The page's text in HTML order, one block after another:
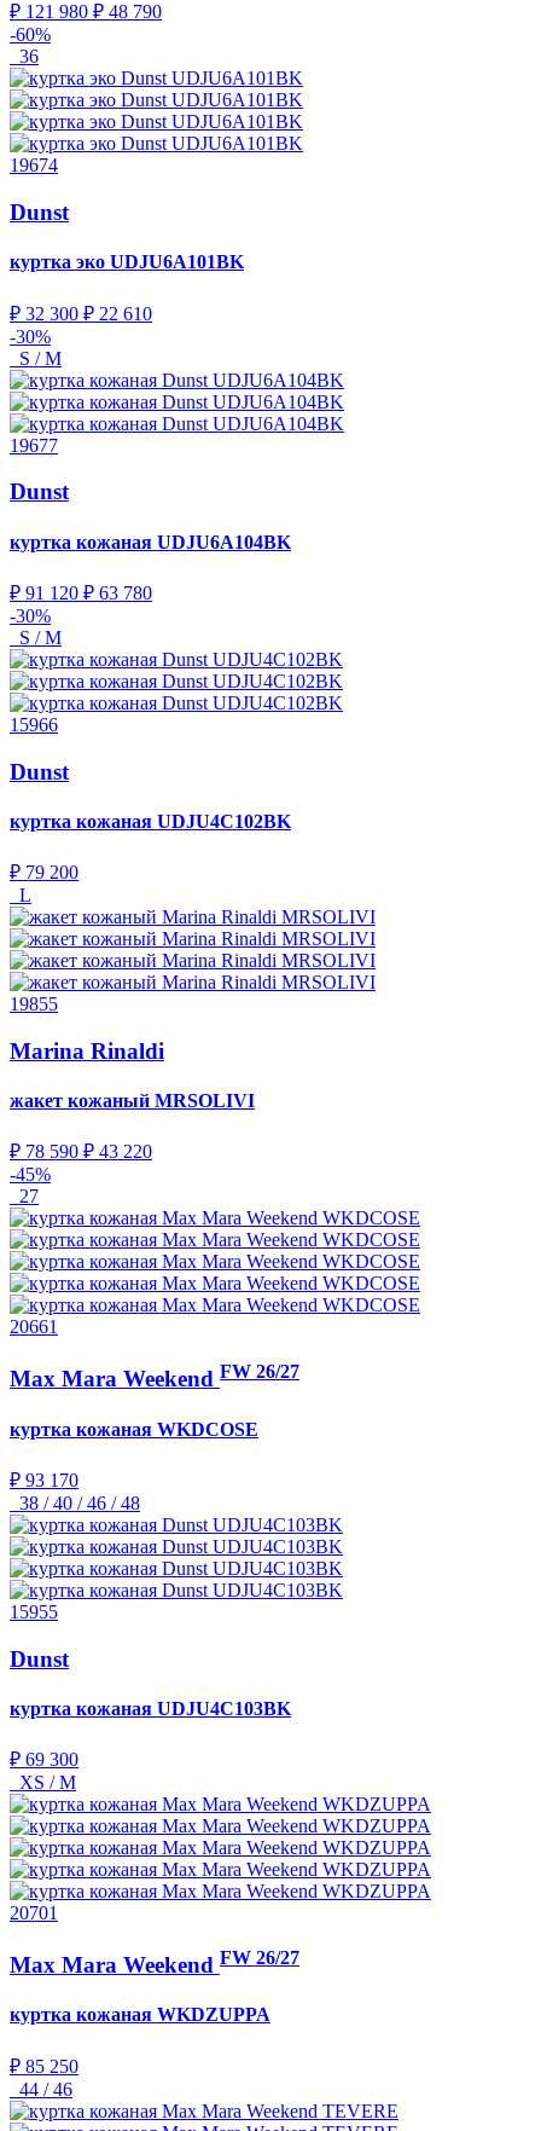
₽ 121 980 ₽ 48 790
-60%
36
19674
Dunst
куртка эко UDJU6A101BK
₽ 32 300 ₽ 22 610
-30%
S / M
19677
Dunst
куртка кожаная UDJU6A104BK
₽ 91 120 ₽ 63 780
-30%
S / M
15966
Dunst
куртка кожаная UDJU4C102BK
₽ 79 200
L
19855
Marina Rinaldi
жакет кожаный MRSOLIVI
₽ 78 590 ₽ 43 220
-45%
27
20661
Max Mara Weekend FW 26/27
куртка кожаная WKDCOSE
₽ 93 170
38 / 40 / 46 / 48
15955
Dunst
куртка кожаная UDJU4C103BK
₽ 69 300
XS / M
20701
Max Mara Weekend FW 26/27
куртка кожаная WKDZUPPA
₽ 85 250
44 / 46